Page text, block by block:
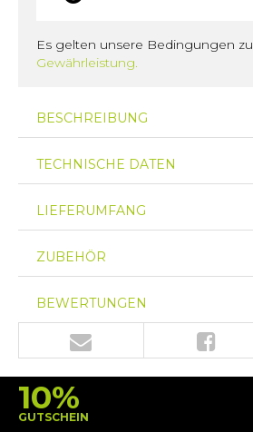
Es gelten unsere Bedingungen zu
Gewährleistung.
BESCHREIBUNG
TECHNISCHE DATEN
LIEFERUMFANG
ZUBEHÖR
BEWERTUNGEN
10%
GUTSCHEIN